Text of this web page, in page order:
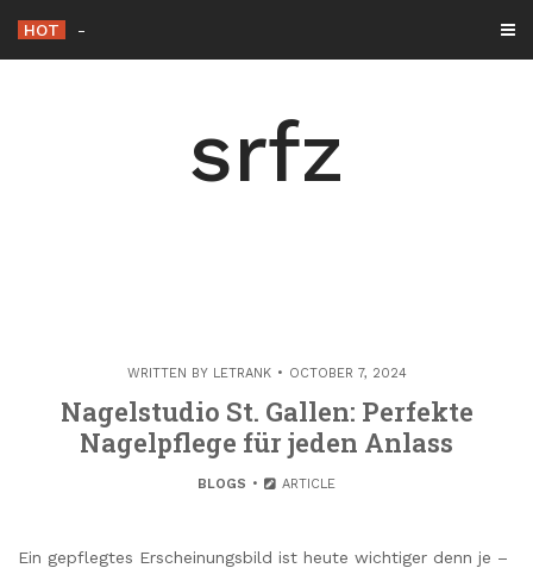
content
HOT
srfz
WRITTEN BY LETRANK OCTOBER 7, 2024
Nagelstudio St. Gallen: Perfekte
Nagelpflege für jeden Anlass
BLOGS ARTICLE
Ein gepflegtes Erscheinungsbild ist heute wichtiger denn je –